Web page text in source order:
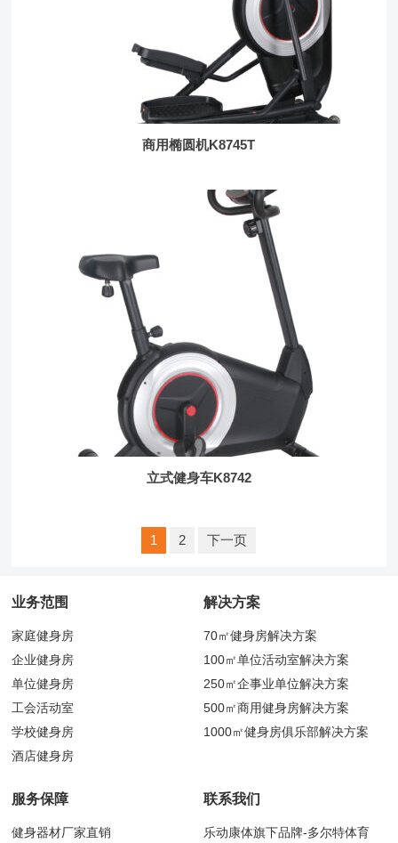
商用椭圆机K8745T
立式健身车K8742
1 2 下一页
业务范围
家庭健身房
企业健身房
单位健身房
工会活动室
学校健身房
酒店健身房
解决方案
70㎡健身房解决方案
100㎡单位活动室解决方案
250㎡企事业单位解决方案
500㎡商用健身房解决方案
1000㎡健身房俱乐部解决方案
服务保障
健身器材厂家直销
联系我们
乐动康体旗下品牌-多尔特体育